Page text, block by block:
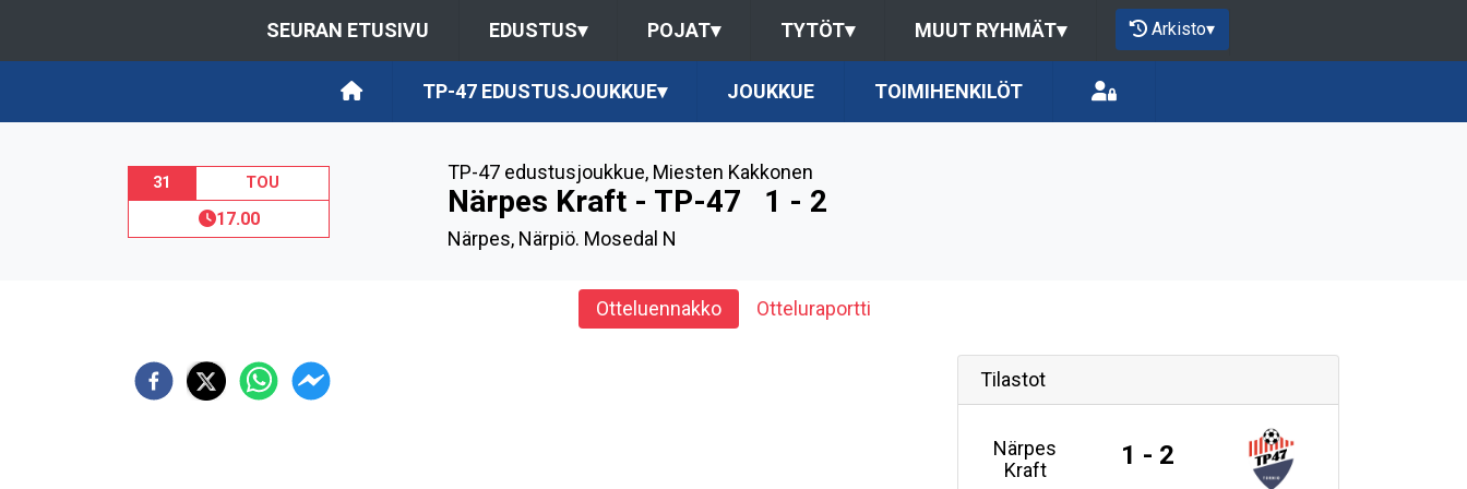
SEURAN ETUSIVU EDUSTUS▾ POJAT▾ TYTÖT▾ MUUT RYHMÄT▾ Arkisto▾
TP-47 EDUSTUSJOUKKUE▾ JOUKKUE TOIMIHENKILÖT
31 TOU
17.00
TP-47 edustusjoukkue, Miesten Kakkonen
Närpes Kraft - TP-47 1 - 2
Närpes, Närpiö. Mosedal N
Otteluennakko Otteluraportti
Tilastot
Närpes
Kraft
1 - 2